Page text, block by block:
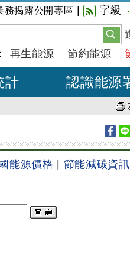
務揭露公開專區 字級
再生能源 節約能源
計 認識能源
能源價格 節能減碳資訊